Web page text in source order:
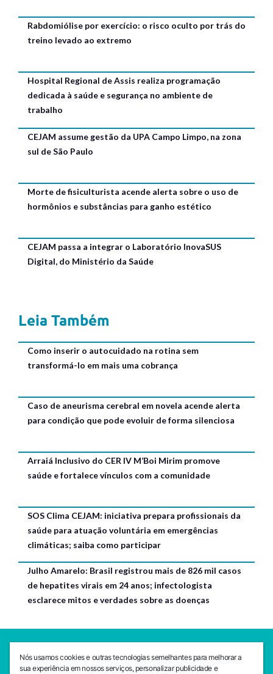
Rabdomiólise por exercício: o risco oculto por trás do
treino levado ao extremo
Hospital Regional de Assis realiza programação
dedicada à saúde e segurança no ambiente de
trabalho
CEJAM assume gestão da UPA Campo Limpo, na zona
sul de São Paulo
Morte de fisiculturista acende alerta sobre o uso de
hormônios e substâncias para ganho estético
CEJAM passa a integrar o Laboratório InovaSUS
Digital, do Ministério da Saúde
Leia Também
Como inserir o autocuidado na rotina sem
transformá-lo em mais uma cobrança
Caso de aneurisma cerebral em novela acende alerta
para condição que pode evoluir de forma silenciosa
Arraiá Inclusivo do CER IV M’Boi Mirim promove
saúde e fortalece vínculos com a comunidade
SOS Clima CEJAM: iniciativa prepara profissionais da
saúde para atuação voluntária em emergências
climáticas; saiba como participar
Julho Amarelo: Brasil registrou mais de 826 mil casos
de hepatites virais em 24 anos; infectologista
esclarece mitos e verdades sobre as doenças
Av. da Liberdade, 765, Liberdade, São Paulo, 01503-001
Nós usamos cookies e outras tecnologias semelhantes para melhorar a
sua experiência em nossos serviços, personalizar publicidade e